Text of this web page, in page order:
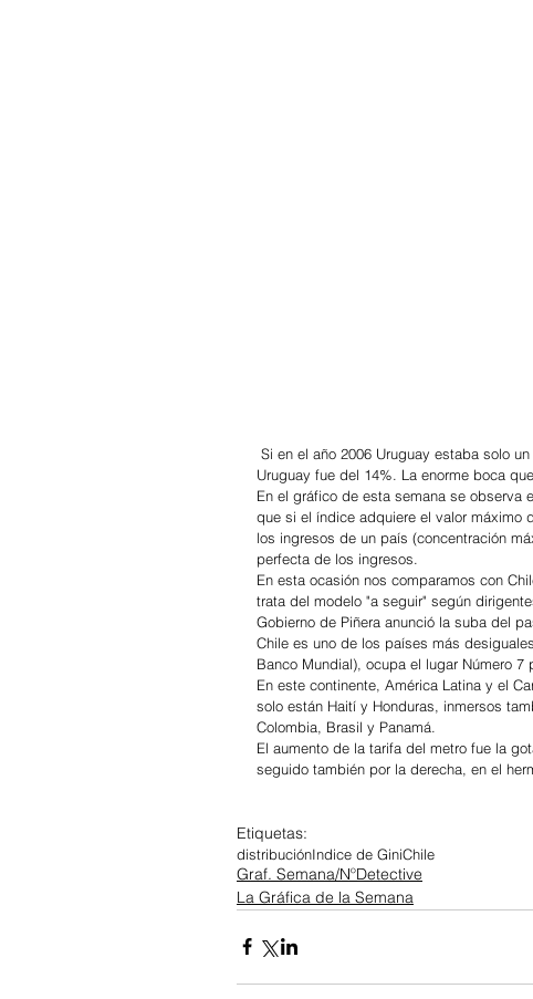
Uruguay fue del 14%. La enorme boca
En el gráfico de esta semana se
que si el índice adquiere el valor máximo
los ingresos de un país (concentración
perfecta de los ingresos.
En esta ocasión nos comparamos con
trata del modelo "a seguir" según
Gobierno de Piñera anunció la suba del
Chile es uno de los países más
Banco Mundial), ocupa el lugar Número
En este continente, América Latina y el
solo están Haití y Honduras, inmersos
Colombia, Brasil y Panamá.
El aumento de la tarifa del metro fue la
seguido también por la derecha, en el
Etiquetas:
distribuciónIndice de GiniChile
Graf. Semana/NºDetective
La Gráfica de la Semana